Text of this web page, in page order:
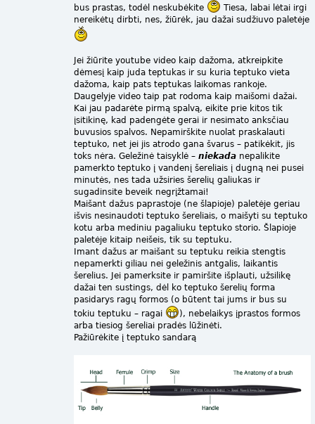
bus prastas, todėl neskubėkite
Tiesa, labai lėtai irgi
nereikėtų dirbti, nes, žiūrėk, jau dažai sudžiuvo paletėje
Jei žiūrite youtube video kaip dažoma, atkreipkite
dėmesį kaip juda teptukas ir su kuria teptuko vieta
dažoma, kaip pats teptukas laikomas rankoje.
Daugelyje video taip pat rodoma kaip maišomi dažai.
Kai jau padarėte pirmą spalvą, eikite prie kitos tik
įsitikinę, kad padengėte gerai ir nesimato anksčiau
buvusios spalvos. Nepamirškite nuolat praskalauti
teptuko, net jei jis atrodo gana švarus – patikėkit, jis
toks nėra. Geležinė taisyklė – niekadanepalikite
pamerkto teptuko į vandenį šereliais į dugną nei pusei
minutės, nes tada užsiries šerelių galiukas ir
sugadinsite beveik negrįžtamai!
Maišant dažus paprastoje (ne šlapioje) paletėje geriau
išvis nesinaudoti teptuko šereliais, o maišyti su teptuko
kotu arba mediniu pagaliuku teptuko storio. Šlapioje
paletėje kitaip neišeis, tik su teptuku.
Imant dažus ar maišant su teptuku reikia stengtis
nepamerkti giliau nei geležinis antgalis, laikantis
šerelius. Jei pamerksite ir pamiršite išplauti, užsilikę
dažai ten sustings, dėl ko teptuko šerelių forma
pasidarys ragų formos (o būtent tai jums ir bus su
tokiu teptuku – ragai
), nebelaikys įprastos formos
arba tiesiog šereliai pradės lūžinėti.
Pažiūrėkite į teptuko sandarą